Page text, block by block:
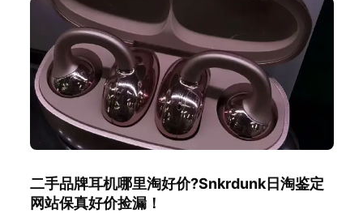
二手品牌耳机哪里淘好价?Snkrdunk日淘鉴定
网站保真好价捡漏！